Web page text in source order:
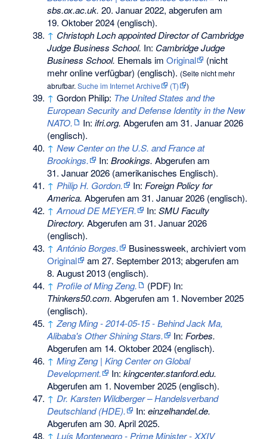
sbs.ox.ac.uk. 20. Januar 2022, abgerufen am
19. Oktober 2024 (englisch).
↑ Christoph Loch appointed Director of Cambridge
Judge Business School. In: Cambridge Judge
Business School. Ehemals imOriginal
(nicht
mehr online verfügbar) (englisch). (Seite nicht mehr
abrufbar.Suche im Internet Archive (T) )
↑ Gordon Philip: The United States and the
European Security and Defense Identity in the New
NATO.
In:ifri.org. Abgerufen am 31. Januar 2026
(englisch).
↑ New Center on the U.S. and France at
Brookings.
In:Brookings. Abgerufen am
31. Januar 2026 (amerikanisches Englisch).
↑ Philip H. Gordon. In: Foreign Policy for
America. Abgerufen am 31. Januar 2026 (englisch).
↑ Arnoud DE MEYER. In:SMU Faculty
Directory. Abgerufen am 31. Januar 2026
(englisch).
↑ António Borges. Businessweek, archiviert vom
Original
am27. September 2013; abgerufen am
8. August 2013 (englisch).
↑ Profile of Ming Zeng.
(PDF) In:
Thinkers50.com. Abgerufen am 1. November 2025
(englisch).
↑ Zeng Ming - 2014-05-15 - Behind Jack Ma,
Alibaba's Other Shining Stars.
In: Forbes.
Abgerufen am 14. Oktober 2024 (englisch).
↑ Ming Zeng | King Center on Global
Development.
In:kingcenter.stanford.edu.
Abgerufen am 1. November 2025 (englisch).
↑ Dr. Karsten Wildberger – Handelsverband
Deutschland (HDE).
In:einzelhandel.de.
Abgerufen am 30. April 2025.
↑ Luís Montenegro - Prime Minister - XXIV